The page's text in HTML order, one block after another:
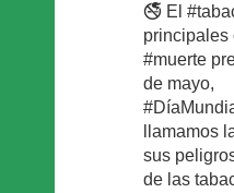
🚭 El
principales
#muerte
de mayo,
llamamos
sus
de las